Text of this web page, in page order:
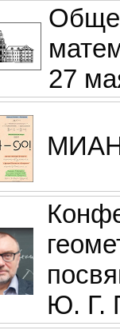
27
Ю. Г.